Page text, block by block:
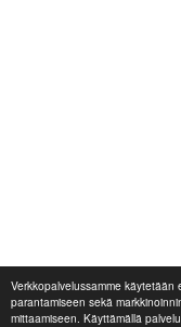
Verkkopalvelussamme käytetään
parantamiseen sekä
mittaamiseen. Käyttämällä